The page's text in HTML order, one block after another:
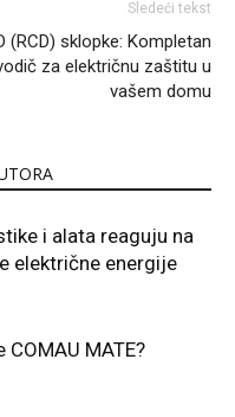
Sledeći tekst
(RCD) sklopke: Kompletan
za električnu zaštitu u
vašem domu
i alata reaguju na
električne energije
MATE?